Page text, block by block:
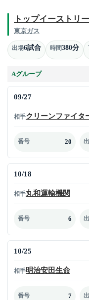
トップイーストリ
東京ガス
出場6試合 時間380分
Aグループ
09/27
相手クリーンファイタ
番号 20
10/18
相手丸和運輸機関
番号 6
10/25
相手明治安田生命
番号 7